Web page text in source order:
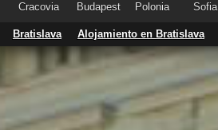
Cracovia Budapest Polonia Sofia
Bratislava Alojamiento en Bratislava